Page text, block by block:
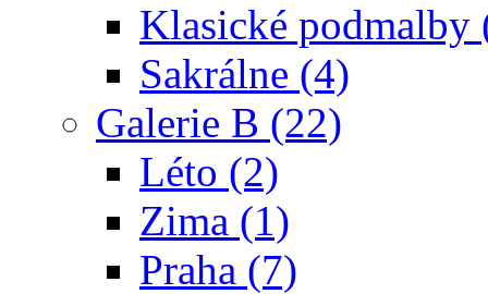
Klasické podmalby
Sakrálne (4)
Galerie B (22)
Léto (2)
Zima (1)
Praha (7)